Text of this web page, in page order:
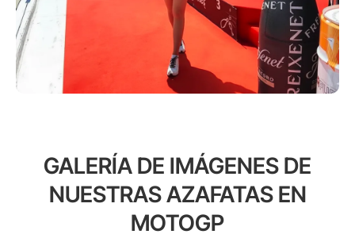
GALERÍA DE IMÁGENES DE
NUESTRAS AZAFATAS EN
MOTOGP